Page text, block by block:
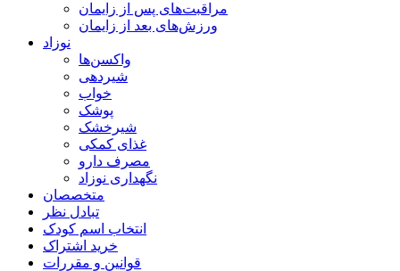
مراقبت‌های پس از زایمان
ورزش‌های بعد از زایمان
نوزاد
واکسن‌ها
شیردهی
خواب
پوشک
شیرخشک
غذای کمکی
مصرف دارو
نگهداری نوزاد
متخصصان
تبادل نظر
انتخاب اسم کودک
خرید اشتراک
قوانین و مقررات